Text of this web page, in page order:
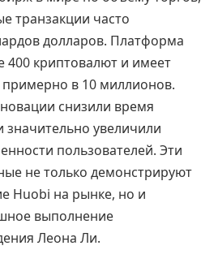
транзакции часто
долларов. Платформа
400 криптовалют и имеет
примерно в 10 миллионов.
снизили время
значительно увеличили
пользователей. Эти
не только демонстрируют
Huobi на рынке, но и
выполнение
Леона Ли.